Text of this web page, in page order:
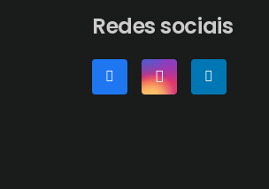
Redes sociais